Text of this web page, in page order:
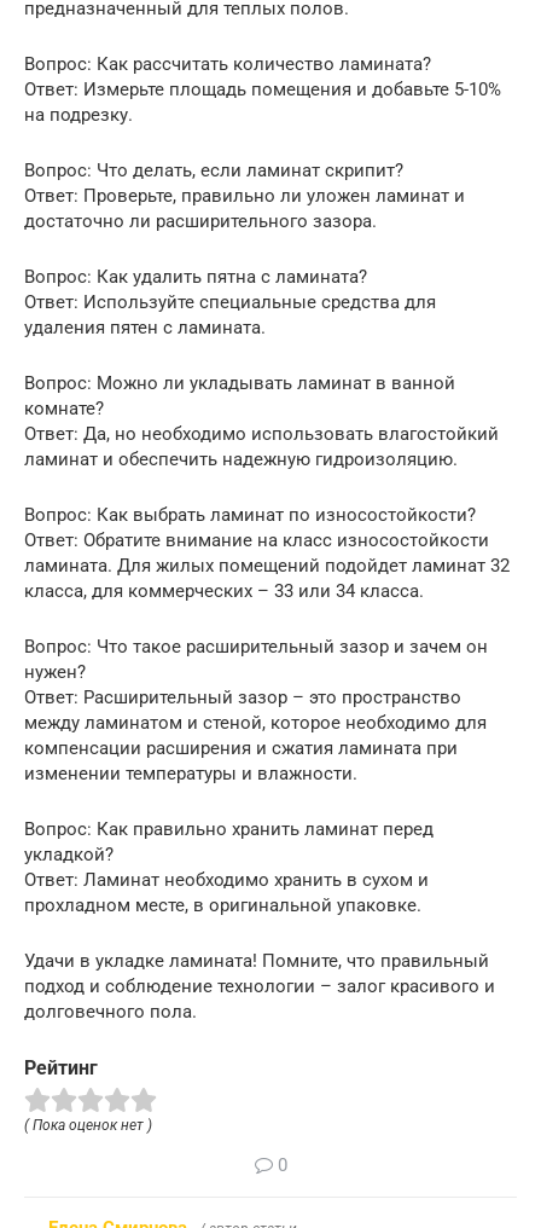
предназначенный для теплых полов.
Вопрос: Как рассчитать количество ламината?
Ответ: Измерьте площадь помещения и добавьте 5-10%
на подрезку.
Вопрос: Что делать, если ламинат скрипит?
Ответ: Проверьте, правильно ли уложен ламинат и
достаточно ли расширительного зазора.
Вопрос: Как удалить пятна с ламината?
Ответ: Используйте специальные средства для
удаления пятен с ламината.
Вопрос: Можно ли укладывать ламинат в ванной
комнате?
Ответ: Да, но необходимо использовать влагостойкий
ламинат и обеспечить надежную гидроизоляцию.
Вопрос: Как выбрать ламинат по износостойкости?
Ответ: Обратите внимание на класс износостойкости
ламината. Для жилых помещений подойдет ламинат 32
класса, для коммерческих – 33 или 34 класса.
Вопрос: Что такое расширительный зазор и зачем он
нужен?
Ответ: Расширительный зазор – это пространство
между ламинатом и стеной, которое необходимо для
компенсации расширения и сжатия ламината при
изменении температуры и влажности.
Вопрос: Как правильно хранить ламинат перед
укладкой?
Ответ: Ламинат необходимо хранить в сухом и
прохладном месте, в оригинальной упаковке.
Удачи в укладке ламината! Помните, что правильный
подход и соблюдение технологии – залог красивого и
долговечного пола.
Рейтинг
( Пока оценок нет )
0